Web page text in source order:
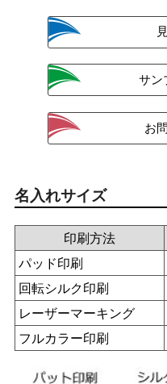
名入れサイズ
印刷方法
パッド印刷
回転シルク印刷
レーザーマーキング
フルカラー印刷